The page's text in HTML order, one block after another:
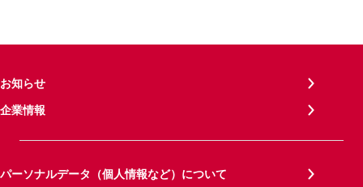
お知らせ
企業情報
パーソナルデータ（個人情報など）について